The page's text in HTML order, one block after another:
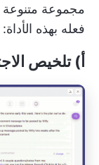
مجموعة متنوعة
فعله بهذه الأداة:
أ) تلخيص